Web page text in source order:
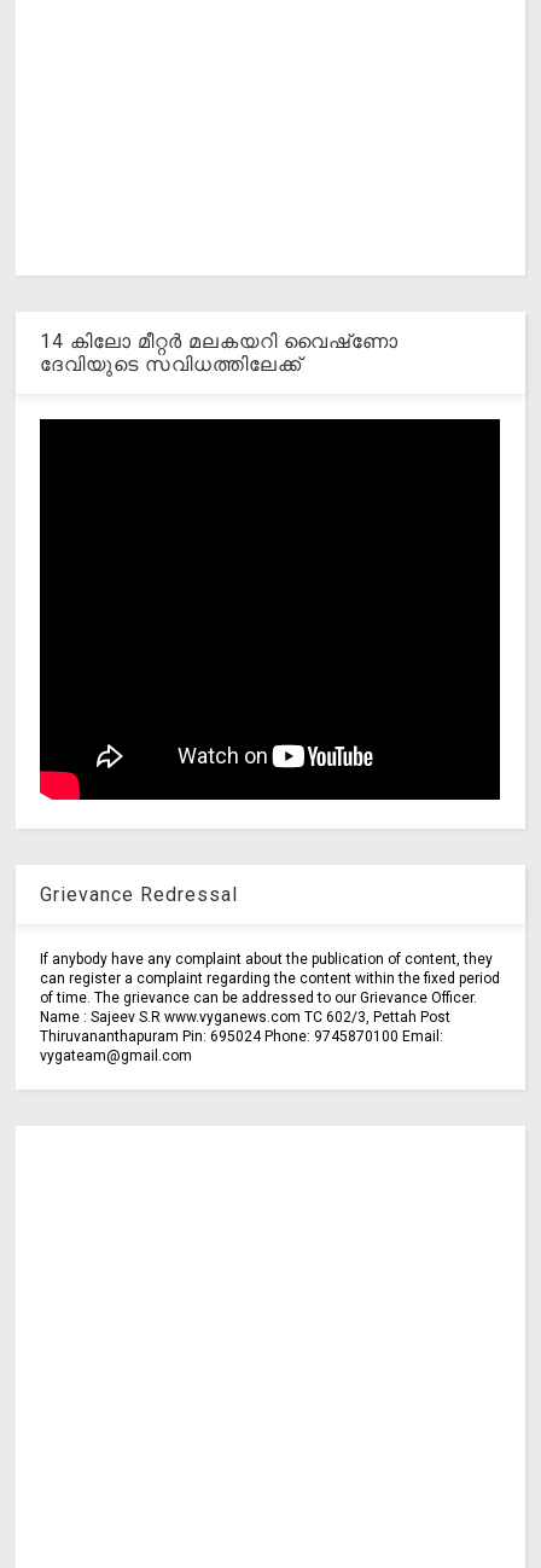
14 കിലോ മീറ്റര്‍ മലകയറി വൈഷ്‌ണോ
ദേവിയുടെ സവിധത്തിലേക്ക്
Grievance Redressal
If anybody have any complaint about the publication of content, they
can register a complaint regarding the content within the fixed period
of time. The grievance can be addressed to our Grievance Officer.
Name : Sajeev S.R www.vyganews.com TC 602/3, Pettah Post
Thiruvananthapuram Pin: 695024 Phone: 9745870100 Email:
vygateam@gmail.com